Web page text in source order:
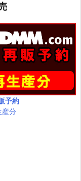
予約
産分